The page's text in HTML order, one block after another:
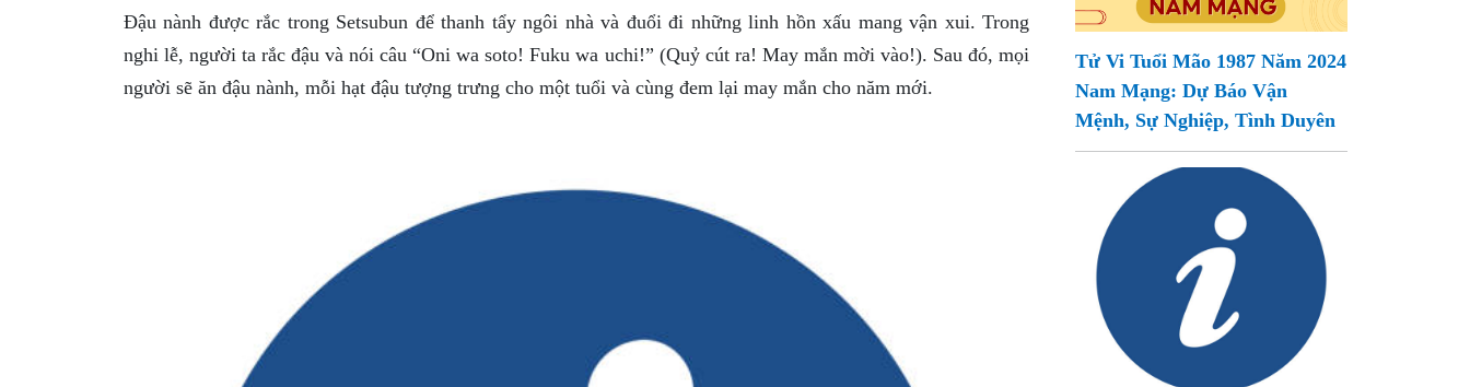
Đậu nành được rắc trong Setsubun để thanh tẩy ngôi nhà và đuổi đi những linh hồn xấu mang vận xui. Trong
nghi lễ, người ta rắc đậu và nói câu “Oni wa soto! Fuku wa uchi!” (Quỷ cút ra! May mắn mời vào!). Sau đó, mọi
người sẽ ăn đậu nành, mỗi hạt đậu tượng trưng cho một tuổi và cùng đem lại may mắn cho năm mới.
Tử Vi Tuổi Mão 1987 Năm 2024
Nam Mạng: Dự Báo Vận
Mệnh, Sự Nghiệp, Tình Duyên